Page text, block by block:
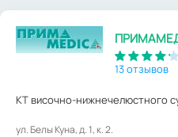
13 отзывов
КТ височно-нижнечелюстного
ул. Белы Куна, д. 1, к. 2.